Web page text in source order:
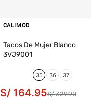
CALIMOD
Tacos De Mujer Blanco
3VJ9001
35 36 37
S/ 164.95S/ 329.90